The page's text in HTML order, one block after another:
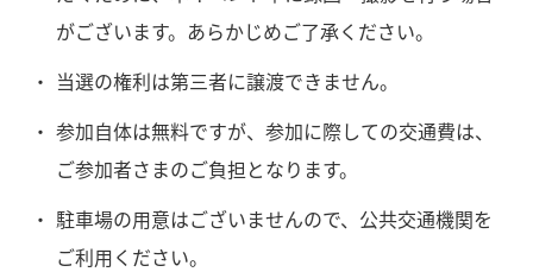
がございます。あらかじめご了承ください。
当選の権利は第三者に譲渡できません。
参加自体は無料ですが、参加に際しての交通費は、
ご参加者さまのご負担となります。
駐車場の用意はございませんので、公共交通機関を
ご利用ください。